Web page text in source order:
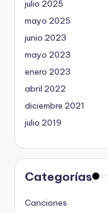
julio 2025
mayo 2025
junio 2023
mayo 2023
enero 2023
abril 2022
diciembre 2021
julio 2019
Categorías
Canciones